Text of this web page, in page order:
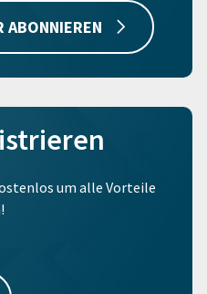
ABONNIEREN
um alle Vorteile